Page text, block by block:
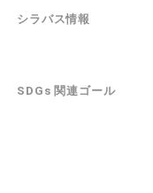
シラバス情報
SDGs 関連ゴール